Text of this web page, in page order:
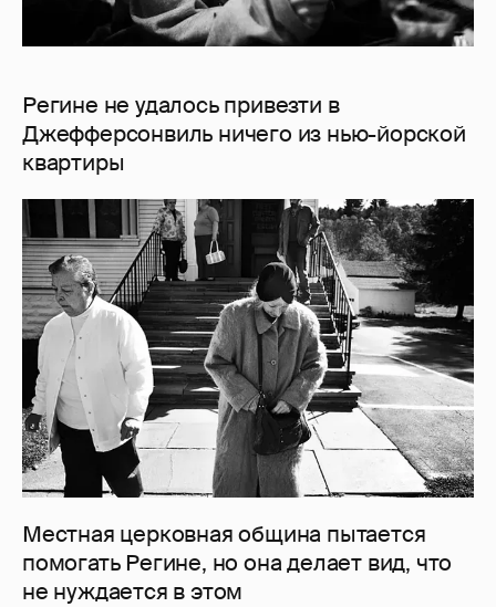
Регине не удалось привезти в
Джефферсонвиль ничего из нью-йорской
квартиры
Местная церковная община пытается
помогать Регине, но она делает вид, что
не нуждается в этом